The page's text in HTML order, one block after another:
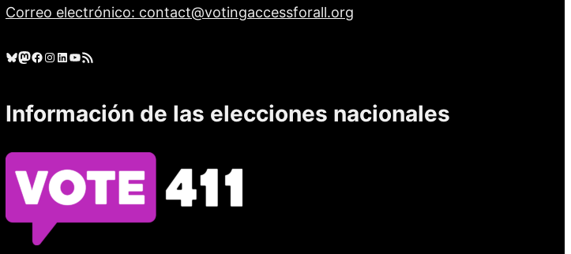
Correo electrónico: contact@votingaccessforall.org
Cielo azul Mastodonte Facebook Instagram LinkedIn YouTube Feed RSS
Información de las elecciones nacionales